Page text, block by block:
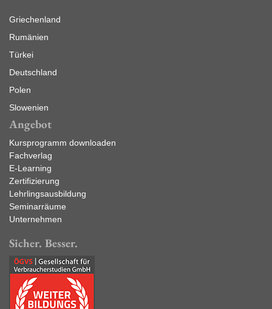
Griechenland
Rumänien
Türkei
Deutschland
Polen
Slowenien
Angebot
Kursprogramm downloaden
Fachverlag
E-Learning
Zertifizierung
Lehrlingsausbildung
Seminarräume
Unternehmen
Sicher. Besser.